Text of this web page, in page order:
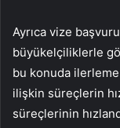
Ayrıca vize
büyükelçiliklerle
bu konuda
ilişkin süreçlerin
süreçlerinin